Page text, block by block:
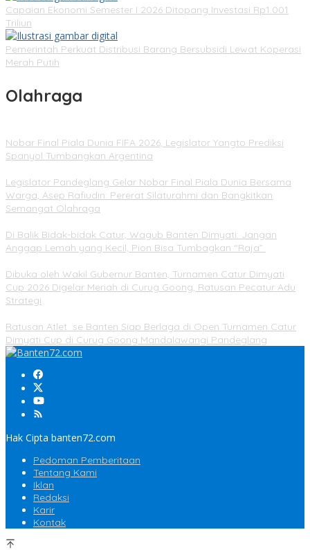
Capaian Ekonomi Semester I 2026 Ditopang Investasi Rp1.001
Triliun
Pemerintah Perkuat Distribusi Barang Bersubsidi Lewat Koperasi
Merah Putih
Olahraga
Nobar Final Piala Dunia FIFA 2026, Legislator Yangto Prediksi
Spanyol Tumbangkan Argentina
Legislator Pandeglang Gelar Nobar Final Piala Dunia Bersama
Warga, Asep Rafiudin: Pererat Silaturahmi dan Bangkitkan
Semangat Olahraga
Di Balik Bidak-bidak Catur, Wagub Banten Dimyati: Jangan
Anggap Lemah yang Kecil, Pion Bisa Tumbagkan “Raja”
Dibuka oleh Wakil Gubernur Banten, Turnamen Catur Dimyati
Cup 2026 Digelar Meriah di Curug Goong, Ratusan Pecatur Adu
Strategi
Ratusan Atlet se Banten Siap Berlaga di Open Turnamen Catur
Dimyati Cup di Curug Goong Mandalawangi Pandeglang
Hak Cipta banten72.com
Pedoman Pemberitaan
Tentang Kami
Iklan
Redaksi
Karir
Kontak